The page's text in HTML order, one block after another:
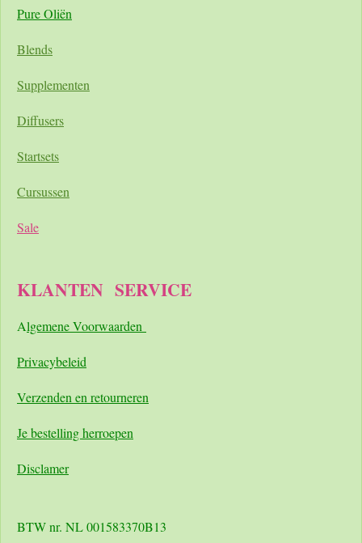
Pure Oliën
Blends
Supplementen
Diffusers
Startsets
Cursussen
Sale
KLANTEN SERVICE
Algemene Voorwaarden
Privacybeleid
Verzenden en retourneren
Je bestelling herroepen
Disclamer
BTW nr. NL 001583370B13